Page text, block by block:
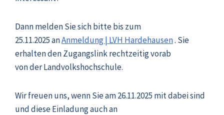
Dann melden Sie sich bitte bis zum
25.11.2025 anAnmeldung | LVH Hardehausen. Sie
erhalten den Zugangslink rechtzeitig vorab
von der Landvolkshochschule.
Wir freuen uns, wenn Sie am 26.11.2025 mit dabei sind
und diese Einladung auch an